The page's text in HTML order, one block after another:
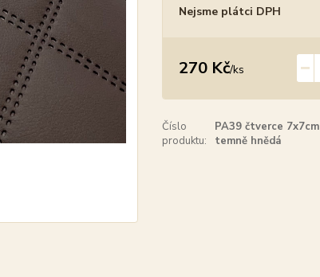
Nejsme plátci DPH
270 Kč/ks
Číslo
produktu:
PA39 čtverce 7x7cm
temně hnědá